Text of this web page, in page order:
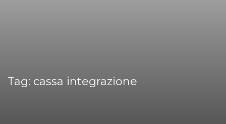
Tag: cassa integrazione